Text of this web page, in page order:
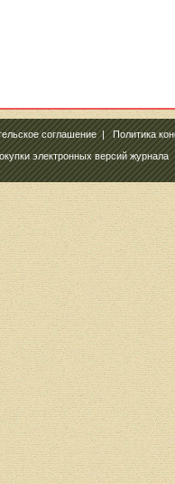
соглашение|Политика
электронных версий журнала